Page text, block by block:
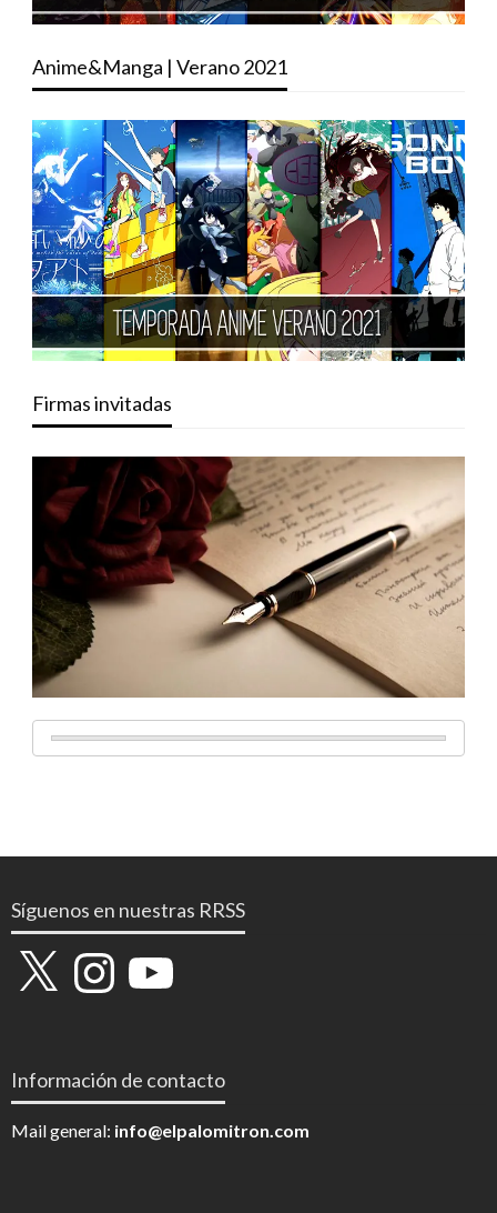
Anime&Manga | Verano 2021
Firmas invitadas
Síguenos en nuestras RRSS
X InstagramYouTube
Información de contacto
Mail general: info@elpalomitron.com